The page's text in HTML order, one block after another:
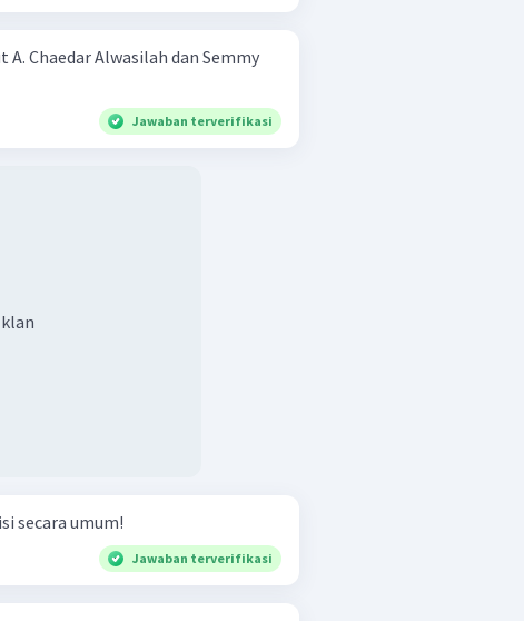
Chaedar Alwasilah dan Semmy
Jawaban terverifikasi
secara umum!
Jawaban terverifikasi